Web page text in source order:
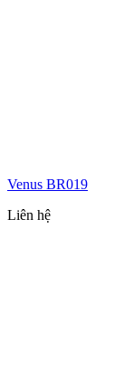
Venus BR019
Liên hệ